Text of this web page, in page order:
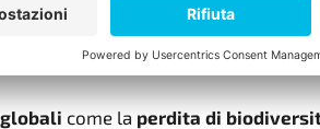
necessario
come la perdita di